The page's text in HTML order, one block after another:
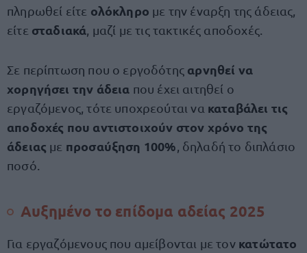
πληρωθεί είτε ολόκληρο με την έναρξη της άδειας,
είτε σταδιακά , μαζί με τις τακτικές αποδοχές.
Σε περίπτωση που ο εργοδότης αρνηθεί να
χορηγήσει την άδεια που έχει αιτηθεί ο
εργαζόμενος, τότε υποχρεούται να καταβάλει τις
αποδοχές που αντιστοιχούν στον χρόνο της
άδειας με προσαύξηση 100% , δηλαδή το διπλάσιο
ποσό.
Αυξημένο το επίδομα αδείας 2025
Για εργαζόμενους που αμείβονται με τον κατώτατο